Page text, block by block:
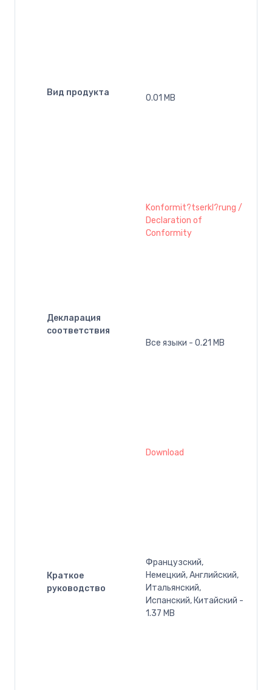
Вид продукта
0.01 MB
Декларация
соответствия
Konformit?tserkl?rung /
Declaration of
Conformity
Все языки - 0.21 MB
Краткое
руководство
Download
Французский,
Немецкий, Английский,
Итальянский,
Испанский, Китайский -
1.37 MB